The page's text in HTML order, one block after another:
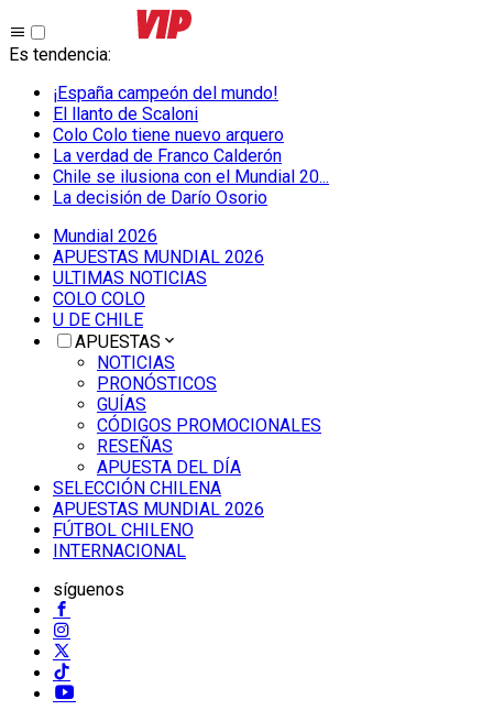
Es tendencia:
¡España campeón del mundo!
El llanto de Scaloni
Colo Colo tiene nuevo arquero
La verdad de Franco Calderón
Chile se ilusiona con el Mundial 20...
La decisión de Darío Osorio
Mundial 2026
APUESTAS MUNDIAL 2026
ULTIMAS NOTICIAS
COLO COLO
U DE CHILE
APUESTAS
NOTICIAS
PRONÓSTICOS
GUÍAS
CÓDIGOS PROMOCIONALES
RESEÑAS
APUESTA DEL DÍA
SELECCIÓN CHILENA
APUESTAS MUNDIAL 2026
FÚTBOL CHILENO
INTERNACIONAL
síguenos